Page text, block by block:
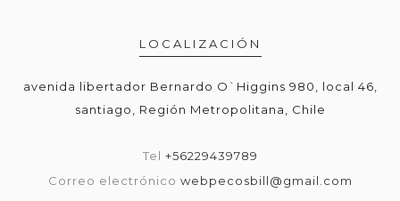
LOCALIZACIÓN
avenida libertador Bernardo O`Higgins 980, local 46,
santiago, Región Metropolitana, Chile
Tel +56229439789
Correo electrónico webpecosbill@gmail.com